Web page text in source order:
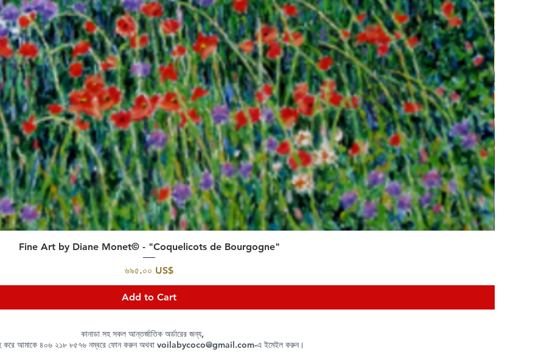
Quick View
Fine Art by Diane Monet© - "Coquelicots de Bourgogne"
Price
৬৯৫.০০ US$
Add to Cart
কানাডা সহ সকল আন্তর্জাতিক অর্ডারের জন্য,
করে আমাকে ৪০৬ ২১৮ ৮৫৭৬ নম্বরে ফোন করুন অথবা voilabycoco@gmail.com-এ ইমেইল করুন।